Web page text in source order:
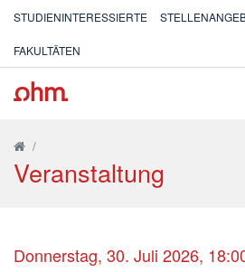
STUDIENINTERESSIERTE
FAKULTÄTEN
/
Veranstaltung
Donnerstag, 30. Juli 2026,